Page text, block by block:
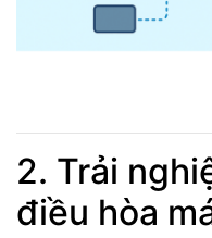
2. Trải
điều hòa